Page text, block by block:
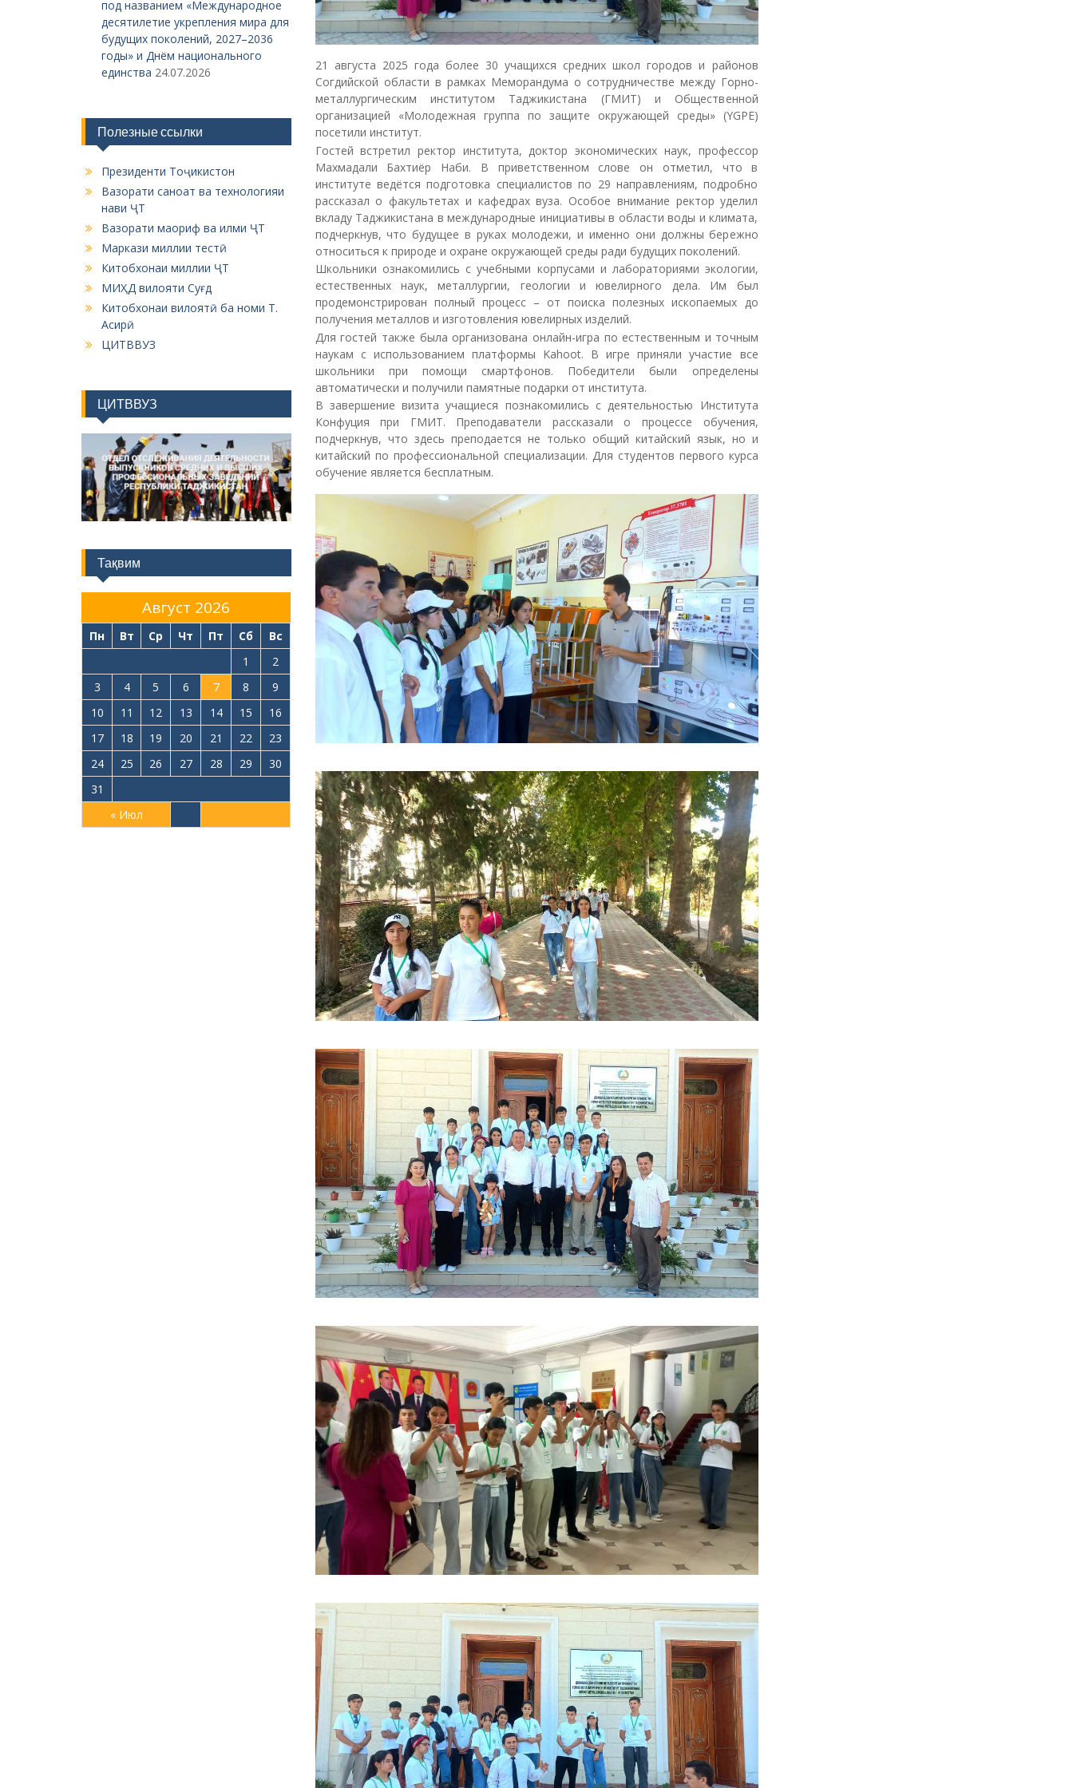
21 августа 2025 года более 30 учащихся средних школ городов и районов
Согдийской области в рамках Меморандума о сотрудничестве между Горно-
металлургическим институтом Таджикистана (ГМИТ) и Общественной
организацией «Молодежная группа по защите окружающей среды» (YGPE)
посетили институт.
Гостей встретил ректор института, доктор экономических наук, профессор
Махмадали Бахтиёр Наби. В приветственном слове он отметил, что в
институте ведётся подготовка специалистов по 29 направлениям, подробно
рассказал о факультетах и кафедрах вуза. Особое внимание ректор уделил
вкладу Таджикистана в международные инициативы в области воды и климата,
подчеркнув, что будущее в руках молодежи, и именно они должны бережно
относиться к природе и охране окружающей среды ради будущих поколений.
Школьники ознакомились с учебными корпусами и лабораториями экологии,
естественных наук, металлургии, геологии и ювелирного дела. Им был
продемонстрирован полный процесс – от поиска полезных ископаемых до
получения металлов и изготовления ювелирных изделий.
Для гостей также была организована онлайн-игра по естественным и точным
наукам с использованием платформы Kahoot. В игре приняли участие все
школьники при помощи смартфонов. Победители были определены
автоматически и получили памятные подарки от института.
В завершение визита учащиеся познакомились с деятельностью Института
Конфуция при ГМИТ. Преподаватели рассказали о процессе обучения,
подчеркнув, что здесь преподается не только общий китайский язык, но и
китайский по профессиональной специализации. Для студентов первого курса
обучение является бесплатным.
под названием «Международное
десятилетие укрепления мира для
будущих поколений, 2027–2036
годы» и Днём национального
единства 24.07.2026
Полезные ссылки
Президенти Тоҷикистон
Вазорати саноат ва технологияи
нави ҶТ
Вазорати маориф ва илми ҶТ
Маркази миллии тестӣ
Китобхонаи миллии ҶТ
МИҲД вилояти Суғд
Китобхонаи вилоятӣ ба номи Т.
Асирӣ
ЦИТВВУЗ
ЦИТВВУЗ
Тақвим
Август 2026
Пн Вт Ср Чт Пт Сб Вс
« Июл
1
2
3
4 5 6 7 8
9
10
11 12 13 14 15
16
17
18 19 20 21 22
23
24
25 26 27 28 29
30
31